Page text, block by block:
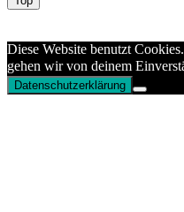
Diese Website benutzt
gehen wir von deinem
Datenschutzerklärung